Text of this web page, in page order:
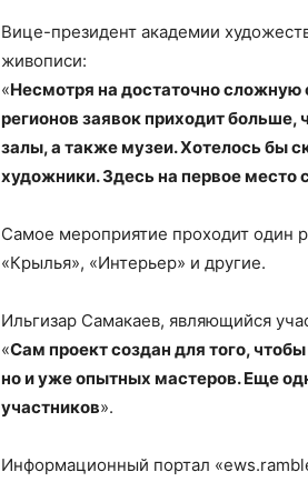
Вице-президент академии
живописи:
«Несмотря на достаточно сложную
регионов заявок приходит
залы, а также музеи. Хотелось бы
художники. Здесь на первое место
Самое мероприятие проходит один
«Крылья», «Интерьер» и другие.
Ильгизар Самакаев, являющийся
«Сам проект создан для того,
но и уже опытных мастеров. Еще
участников».
Информационный портал